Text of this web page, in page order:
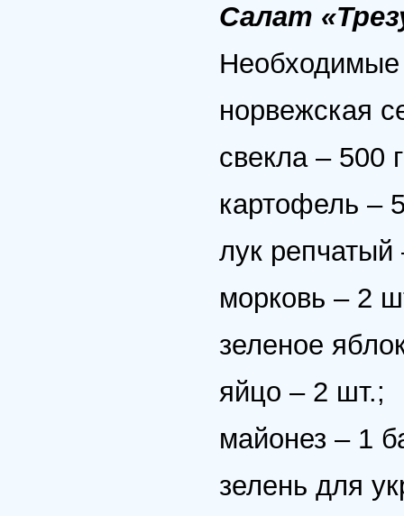
Салат
Необходимые
норвежская
свекла – 500
картофель –
лук
морковь – 2
зеленое
яйцо – 2 шт.;
майонез – 1
зелень для